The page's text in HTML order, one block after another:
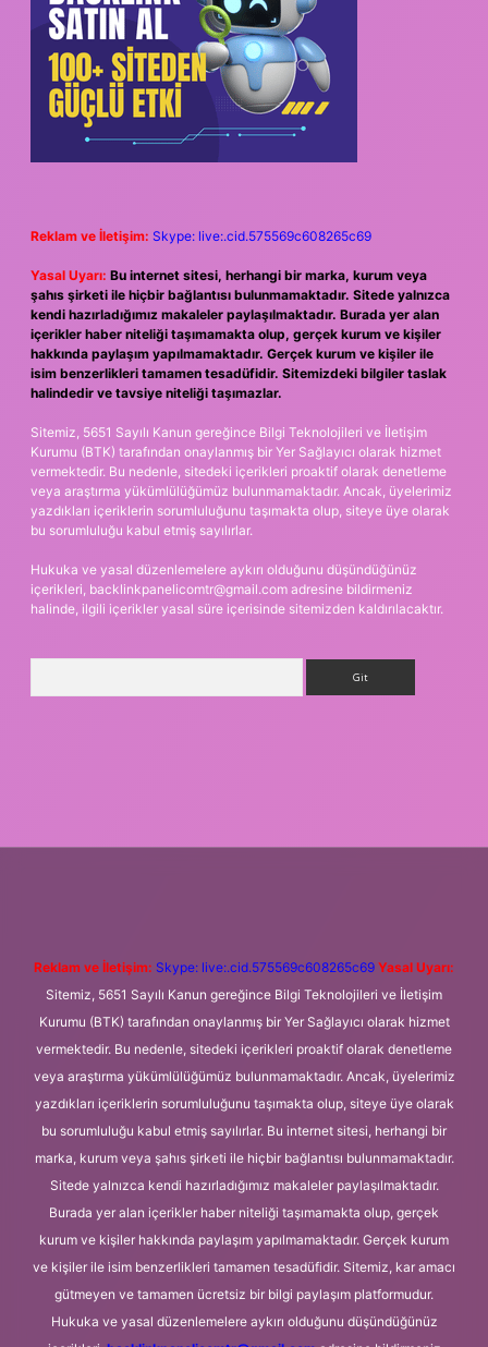
Reklam ve İletişim: Skype: live:.cid.575569c608265c69
Yasal Uyarı: Bu internet sitesi, herhangi bir marka, kurum veya
şahıs şirketi ile hiçbir bağlantısı bulunmamaktadır. Sitede yalnızca
kendi hazırladığımız makaleler paylaşılmaktadır. Burada yer alan
içerikler haber niteliği taşımamakta olup, gerçek kurum ve kişiler
hakkında paylaşım yapılmamaktadır. Gerçek kurum ve kişiler ile
isim benzerlikleri tamamen tesadüfidir. Sitemizdeki bilgiler taslak
halindedir ve tavsiye niteliği taşımazlar.
Sitemiz, 5651 Sayılı Kanun gereğince Bilgi Teknolojileri ve İletişim
Kurumu (BTK) tarafından onaylanmış bir Yer Sağlayıcı olarak hizmet
vermektedir. Bu nedenle, sitedeki içerikleri proaktif olarak denetleme
veya araştırma yükümlülüğümüz bulunmamaktadır. Ancak, üyelerimiz
yazdıkları içeriklerin sorumluluğunu taşımakta olup, siteye üye olarak
bu sorumluluğu kabul etmiş sayılırlar.
Hukuka ve yasal düzenlemelere aykırı olduğunu düşündüğünüz
içerikleri, backlinkpanelicomtr@gmail.com adresine bildirmeniz
halinde, ilgili içerikler yasal süre içerisinde sitemizden kaldırılacaktır.
Reklam ve İletişim: Skype: live:.cid.575569c608265c69 Yasal Uyarı:
Sitemiz, 5651 Sayılı Kanun gereğince Bilgi Teknolojileri ve İletişim
Kurumu (BTK) tarafından onaylanmış bir Yer Sağlayıcı olarak hizmet
vermektedir. Bu nedenle, sitedeki içerikleri proaktif olarak denetleme
veya araştırma yükümlülüğümüz bulunmamaktadır. Ancak, üyelerimiz
yazdıkları içeriklerin sorumluluğunu taşımakta olup, siteye üye olarak
bu sorumluluğu kabul etmiş sayılırlar. Bu internet sitesi, herhangi bir
marka, kurum veya şahıs şirketi ile hiçbir bağlantısı bulunmamaktadır.
Sitede yalnızca kendi hazırladığımız makaleler paylaşılmaktadır.
Burada yer alan içerikler haber niteliği taşımamakta olup, gerçek
kurum ve kişiler hakkında paylaşım yapılmamaktadır. Gerçek kurum
ve kişiler ile isim benzerlikleri tamamen tesadüfidir. Sitemiz, kar amacı
gütmeyen ve tamamen ücretsiz bir bilgi paylaşım platformudur.
Hukuka ve yasal düzenlemelere aykırı olduğunu düşündüğünüz